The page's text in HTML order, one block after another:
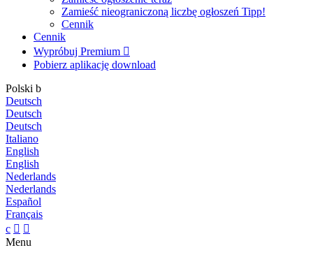
Zamieść nieograniczoną liczbę ogłoszeń Tipp!
Cennik
Cennik
Wypróbuj Premium 
Pobierz aplikację download
Polski b
Deutsch
Deutsch
Deutsch
Italiano
English
English
Nederlands
Nederlands
Español
Français
c  
Menu